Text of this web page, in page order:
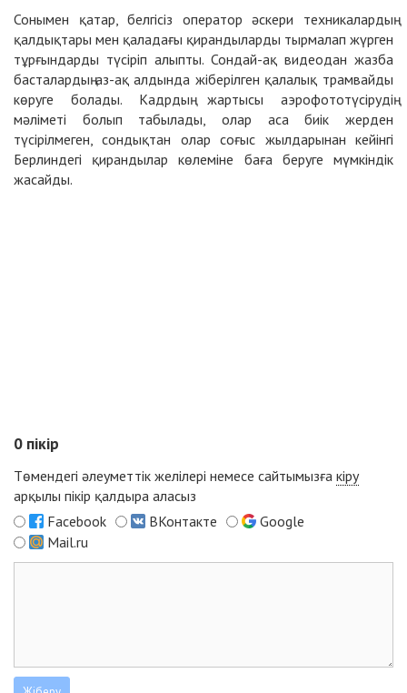
Сонымен қатар, белгісіз оператор әскери техникалардың
қалдықтары мен қаладағы қирандыларды тырмалап жүрген
тұрғындарды түсіріп алыпты. Сондай-ақ видеодан жазба
басталардың аз-ақ алдында жіберілген қалалық трамвайды
көруге болады. Кадрдың жартысы аэрофототүсірудің
мәліметі болып табылады, олар аса биік жерден
түсірілмеген, сондықтан олар соғыс жылдарынан кейінгі
Берлиндегі қирандылар көлеміне баға беруге мүмкіндік
жасайды.
0 пікір
Төмендегі әлеуметтік желілері немесе сайтымызға кіру
арқылы пікір қалдыра аласыз
Facebook
ВКонтакте
Google
Mail.ru